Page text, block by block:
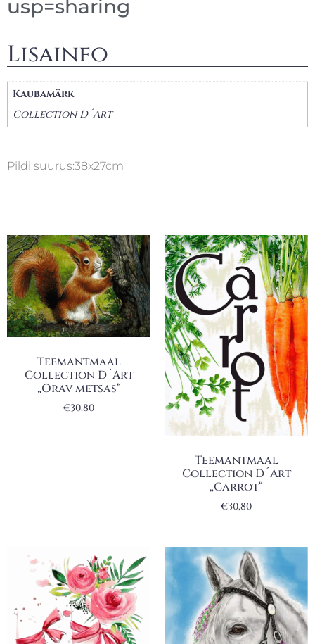
usp=sharing
Lisainfo
Kaubamärk
Collection D´Art
Pildi suurus:38x27cm
Teemantmaal
Collection D´Art
„Orav metsas“
€30,80
Teemantmaal
Collection D´Art
„Carrot“
€30,80